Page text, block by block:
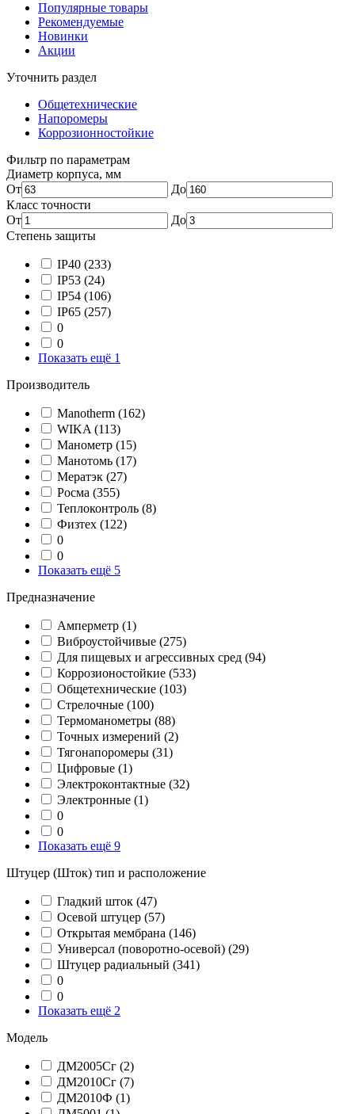
Популярные товары
Рекомендуемые
Новинки
Акции
Уточнить раздел
Общетехнические
Напоромеры
Коррозионностойкие
Фильтр по параметрам
Диаметр корпуса, мм
От
До
Класс точности
От
До
Степень защиты
IP40 (233)
IP53 (24)
IP54 (106)
IP65 (257)
0
0
Показать ещё 1
Производитель
Manotherm (162)
WIKA (113)
Манометр (15)
Манотомь (17)
Мератэк (27)
Росма (355)
Теплоконтроль (8)
Физтех (122)
0
0
Показать ещё 5
Предназначение
Амперметр (1)
Виброустойчивые (275)
Для пищевых и агрессивных сред (94)
Коррозионостойкие (533)
Общетехнические (103)
Стрелочные (100)
Термоманометры (88)
Точных измерений (2)
Тягонапоромеры (31)
Цифровые (1)
Электроконтактные (32)
Электронные (1)
0
0
Показать ещё 9
Штуцер (Шток) тип и расположение
Гладкий шток (47)
Осевой штуцер (57)
Открытая мембрана (146)
Универсал (поворотно-осевой) (29)
Штуцер радиальный (341)
0
0
Показать ещё 2
Модель
ДМ2005Сг (2)
ДМ2010Сг (7)
ДМ2010Ф (1)